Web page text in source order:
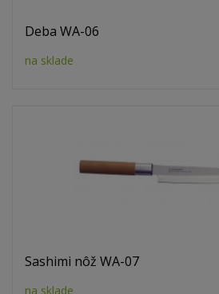
Deba WA-06
na sklade
Sashimi nôž WA-07
na sklade